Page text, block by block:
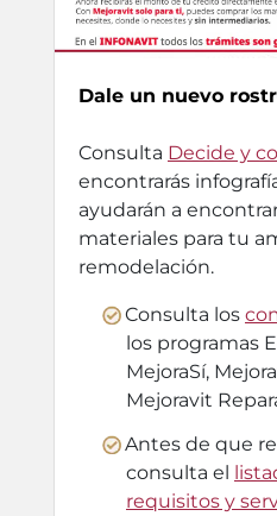
Dale un nuevo
Consulta Decide y
encontrarás
ayudarán a
materiales para tu
remodelación.
Consulta los
los programas
MejoraSí,
Mejoravit
Antes de que
consulta el
requisitos y